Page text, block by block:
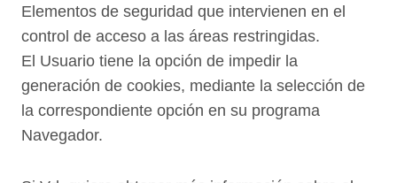
Elementos de seguridad que intervienen en el
control de acceso a las áreas restringidas.
El Usuario tiene la opción de impedir la
generación de cookies, mediante la selección de
la correspondiente opción en su programa
Navegador.